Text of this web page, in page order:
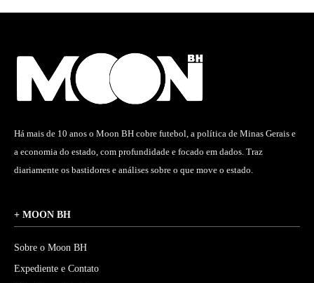
Há mais de 10 anos o Moon BH cobre futebol, a política de Minas Gerais e
a economia do estado, com profundidade e focado em dados. Traz
diariamente os bastidores e análises sobre o que move o estado.
+ MOON BH
Sobre o Moon BH
Expediente e Contato